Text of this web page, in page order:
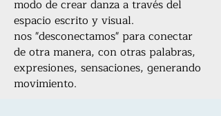
modo de crear danza a través del
espacio escrito y visual.
nos "desconectamos" para conectar
de otra manera, con otras palabras,
expresiones, sensaciones, generando
movimiento.